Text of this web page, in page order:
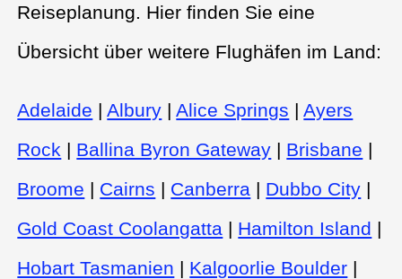
Reiseplanung. Hier finden Sie eine
Übersicht über weitere Flughäfen im Land:
Adelaide | Albury | Alice Springs | Ayers
Rock | Ballina Byron Gateway | Brisbane |
Broome | Cairns | Canberra | Dubbo City |
Gold Coast Coolangatta | Hamilton Island |
Hobart Tasmanien | Kalgoorlie Boulder |